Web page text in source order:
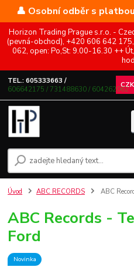
👤 Osobní odběr s
Horizon Trading Prague s.r.o. -
(pevná-obchod), +420 606 642
062, open: Po,St: 9.00-16.30 ++
CZK
TEL.: 605333663 /
606642175 / 731488630 / 604262062
Úvod ABC RECORDS ABC
ABC Records -
Ford
Novinka